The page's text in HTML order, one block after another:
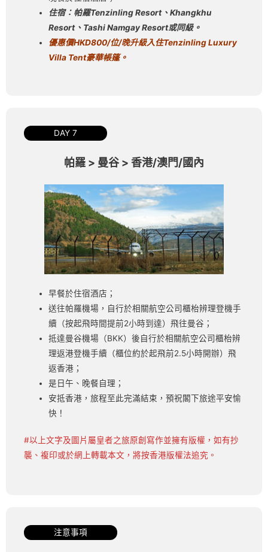
住宿：帕羅Tenzinling Resort、Khangkhu
Resort、Tashi Namgay Resort或同級。
優惠價HKD800/位/晚升級入住Tenzinling Luxury
Villa Tent豪華帳篷。
DAY 7
帕羅 > 曼谷 > 香港/澳門/國內
早餐於住宿酒店；
送往帕羅機場，自行於相關航空公司櫃枱辨理登機手
續（按起飛時間提前2小時到達）飛往曼谷；
抵達曼谷機場（BKK）後自行於相關航空公司櫃枱辨
理返港登機手續（櫃位約於起飛前2.5小時開辦）飛
返香港；
是日午、晚餐自理；
安抵香港，旅程至此完滿結束，預祝閣下旅途平安愉
快！
#以上文字及圖片屬皇者之旅原創寫作並擁有版權，如有抄
襲、複印或於網上轉載本文，將按香港版權法追究。
注意事項